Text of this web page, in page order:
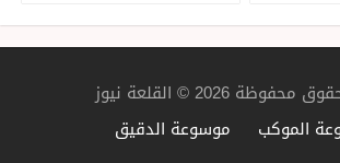
2026 © القلعة نيوز
الموكب
موسوعة الدقيق